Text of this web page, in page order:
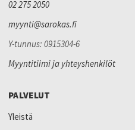
02 275 2050
myynti@sarokas.fi
Y-tunnus: 0915304-6
Myyntitiimi ja yhteyshenkilöt
PALVELUT
Yleistä